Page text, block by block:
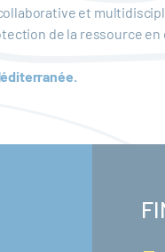
et
de la ressource en